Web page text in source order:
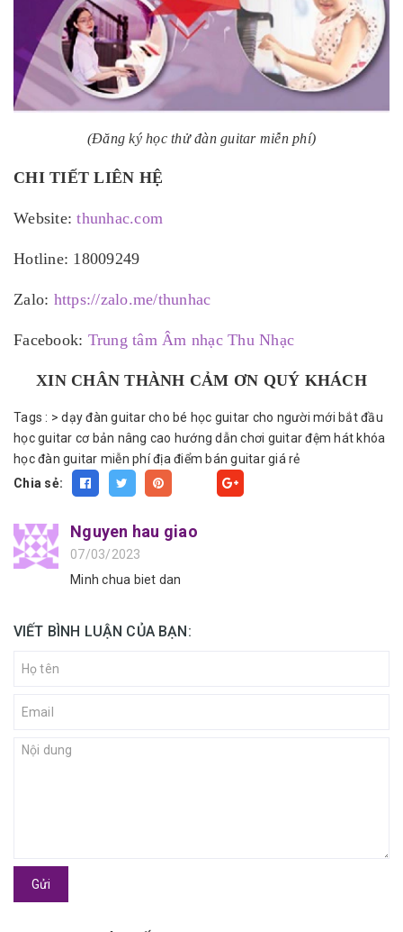
(Đăng ký học thử đàn guitar miễn phí)
CHI TIẾT LIÊN HỆ
Website:thunhac.com
Hotline: 18009249
Zalo: https://zalo.me/thunhac
Facebook: Trung tâm Âm nhạc Thu Nhạc
XIN CHÂN THÀNH CẢM ƠN QUÝ KHÁCH
Tags : >dạy đàn guitar cho bé học guitar cho người mới bắt đầu
học guitar cơ bản nâng cao hướng dẫn chơi guitar đệm hát khóa
học đàn guitar miễn phí địa điểm bán guitar giá rẻ
Chia sẻ:
Nguyen hau giao
07/03/2023
Minh chua biet dan
VIẾT BÌNH LUẬN CỦA BẠN:
Gửi